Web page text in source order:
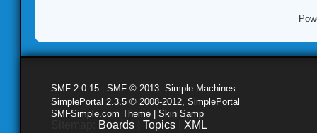
SMF 2.0.15 SMF © 2013 Simple Machines
SimplePortal 2.3.5 © 2008-2012, SimplePortal
SMFSimple.com Theme | Skin Samp
Boards Topics XML